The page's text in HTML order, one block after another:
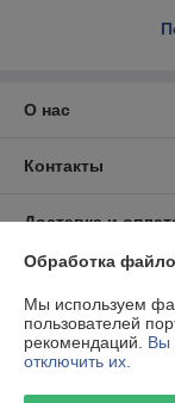
О нас
Контакты
Доставка и
Полная версия
Обработка
Мы используем
пользователей
рекомендаций. Вы
отключить их.